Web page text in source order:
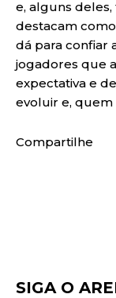
e, alguns
destacam
dá para confiar
jogadores que
expectativa e
evoluir e, quem
Compartilhe
SIGA O